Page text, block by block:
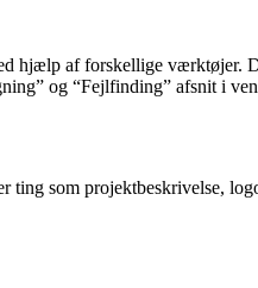
hjælp af forskellige værktøjer.
og “Fejlfinding” afsnit i
som projektbeskrivelse,